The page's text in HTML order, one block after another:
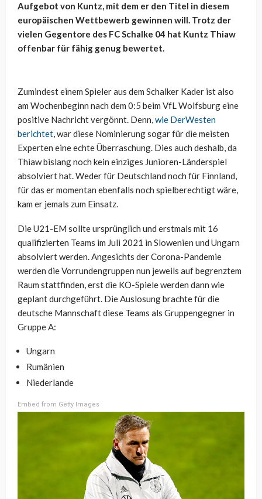
Aufgebot von Kuntz, mit dem er den Titel in diesem
europäischen Wettbewerb gewinnen will. Trotz der
vielen Gegentore des FC Schalke 04 hat Kuntz Thiaw
offenbar für fähig genug bewertet.
Zumindest einem Spieler aus dem Schalker Kader ist also
am Wochenbeginn nach dem 0:5 beim VfL Wolfsburg eine
positive Nachricht vergönnt. Denn,wie DerWesten
berichtet, war diese Nominierung sogar für die meisten
Experten eine echte Überraschung. Dies auch deshalb, da
Thiaw bislang noch kein einziges Junioren-Länderspiel
absolviert hat. Weder für Deutschland noch für Finnland,
für das er momentan ebenfalls noch spielberechtigt wäre,
kam er jemals zum Einsatz.
Die U21-EM sollte ursprünglich und erstmals mit 16
qualifizierten Teams im Juli 2021 in Slowenien und Ungarn
absolviert werden. Angesichts der Corona-Pandemie
werden die Vorrundengruppen nun jeweils auf begrenztem
Raum stattfinden, erst die KO-Spiele werden dann wie
geplant durchgeführt. Die Auslosung brachte für die
deutsche Mannschaft diese Teams als Gruppengegner in
Gruppe A:
Ungarn
Rumänien
Niederlande
Embed from Getty Images